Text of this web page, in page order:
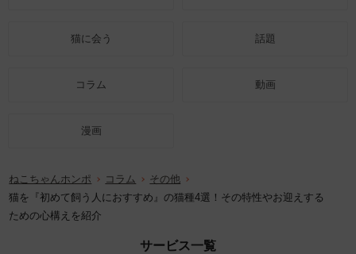
猫に会う 話題
コラム 動画
漫画
ねこちゃんホンポ コラム
その他
猫を『初めて飼う人におすすめ』の猫種4選！その特性やお迎えする
ための心構えを紹介
サービス一覧